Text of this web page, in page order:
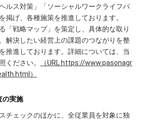
ルス対策」「ソーシャルワークライフバ
掲げ、各種施策を推進しております。
「戦略マップ」を策定し、具体的な取り
解決したい経営上の課題のつながりを整
推進しております。詳細については、当
ください。
（URL https://www.pasonagr
）
の実施
チェックのほかに、全従業員を対象に独